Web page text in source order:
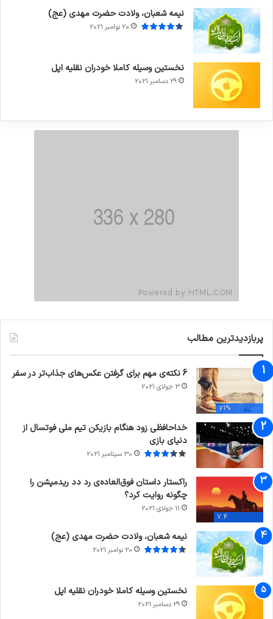
نیمه شعبان، ولادت حضرت مهدی (عج)
20 نوامبر 2021
نخستین وسیله کاملا خودران نقلیه اپل
29 دسامبر 2021
پربازدیدترین مطالب
71%
6 نکته‌ی مهم برای گرفتن عکس‌های جذاب‌تر در سفر
3 جولای 2021
خداحافظی زود هنگام بازیکن تیم ملی فوتسال از
دنیای بازی
30 سپتامبر 2021
7.4
راکستار داستان فوق‌العاده‌ی رد دد ریدمپشن را
چگونه روایت کرد؟
11 جولای 2021
نیمه شعبان، ولادت حضرت مهدی (عج)
20 نوامبر 2021
نخستین وسیله کاملا خودران نقلیه اپل
29 دسامبر 2021